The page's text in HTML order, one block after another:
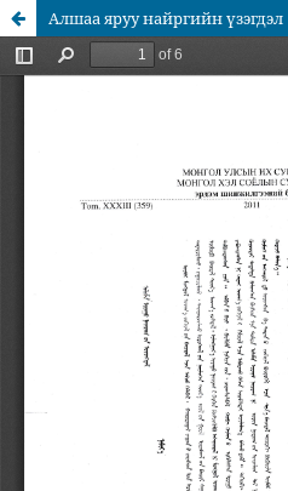
Алшаа яруу найргийн үзэгдэл